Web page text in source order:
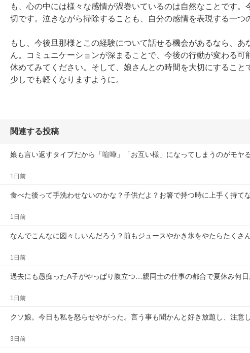
も、心の中には様々な感情が渦巻いているのは自然なことです
切です。泣きながら掃除することも、自分の感情を表現する一つ
もし、今後旦那様とこの経験について話せる機会があるなら、
ん。コミュニケーションが深まることで、今後の行動が変わる
休めてみてください。そして、娘さんとの時間を大切にするこ
少しでも軽くなりますように。
関連する投稿
娘も言い返すタイプだから「喧嘩」「お互い様」になってしまうのがモヤ
1日前
食べた後って手洗わせないのかな？子供だよ？お箸で持つ時に上手く持て
1日前
なんでこんなに図々しいんだろう？前もジュースやかき氷をやたらたくさ
1日前
過去にも愚痴ったA子がやっぱり腹立つ…親同士の仕事の都合で夏休み何
1日前
クソ娘。今日も私を怒らせやがった。言う事も聞かんと好き放題し、注意
3日前